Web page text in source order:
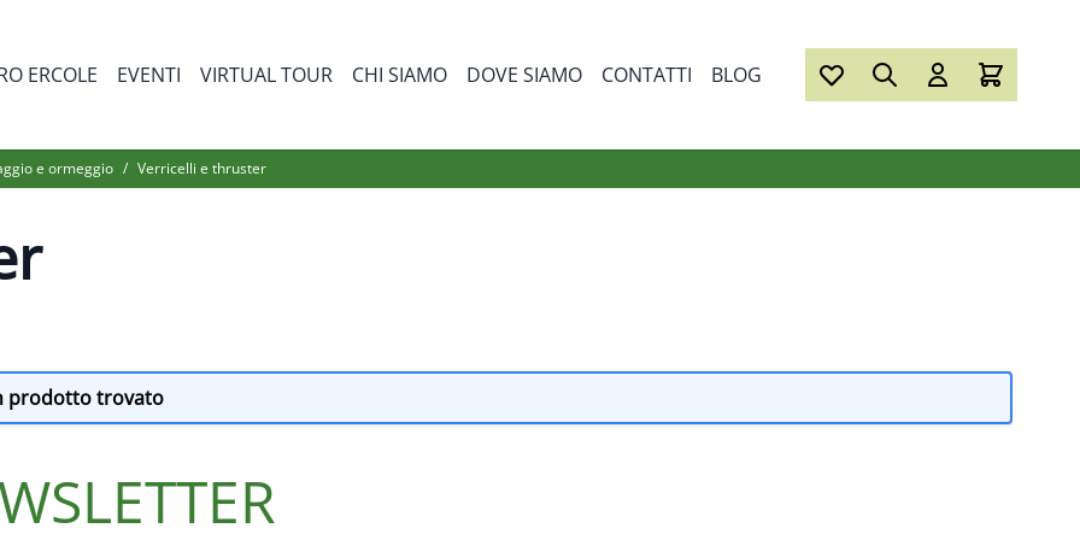
for Prodotti
ERCOLE EVENTI VIRTUAL TOUR CHI SIAMO DOVE SIAMO CONTATTI BLOG
e ormeggio / Verricelli e thruster
prodotto trovato